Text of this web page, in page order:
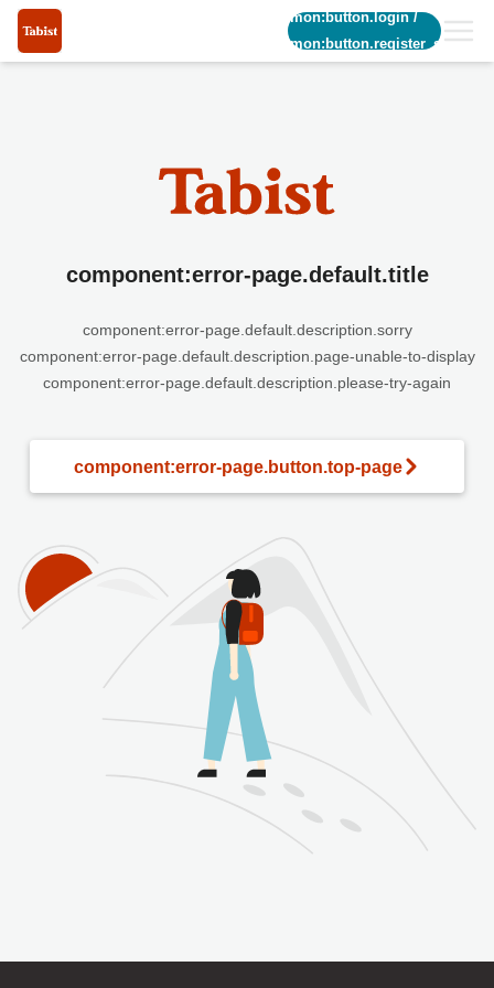
common:button.login/
common:button.register_short
component:error-page.default.title
component:error-page.default.description.sorry
component:error-page.default.description.page-unable-to-display
component:error-page.default.description.please-try-again
component:error-page.button.top-page